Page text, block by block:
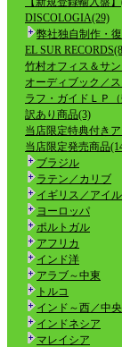
DISCOLOGIA(29)
弊社独自制作・復
EL SUR
竹村オフィス＆サ
オーディブック／
ラフ・ガイドＬＰ
訳あり商品(3)
当店限定特典付き
当店限定発売商品
ブラジル
ラテン／カリブ
イギリス／アイ
ヨーロッパ
ポルトガル
アフリカ
インド洋
アラブ～中東
トルコ
インド～西／中
インドネシア
マレイシア